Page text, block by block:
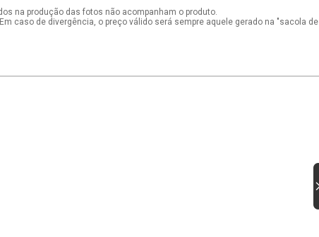
na produção das fotos não acompanham o produto.
caso de divergência, o preço válido será sempre aquele gerado na "sacola de